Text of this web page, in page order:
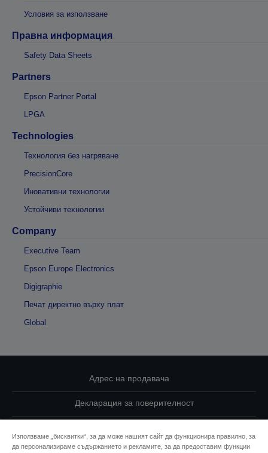
Условия за използване
Правна информация
Safety Data Sheets
Partners
Epson Partner Portal
LPGA
Technologies
Технология без нагряване
PrecisionCore
Иновативни технологии
Устойчиви технологии
Company
Executive Team
Epson Europe Electronics
Digigraphie
Печат директно върху плат
Global
Адрес на продавача
Декларация за поверителност
Използваме „бисквитки“, за да може нашият сайт да функционира правилно, за
да персонализираме съдържанието и рекламите, за да предоставим функции